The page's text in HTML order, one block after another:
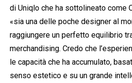
di Uniqlo che ha sottolineato come
«sia una delle poche designer al
raggiungere un perfetto equilibrio
merchandising. Credo che
le capacità che ha accumulato,
senso estetico e su un grande